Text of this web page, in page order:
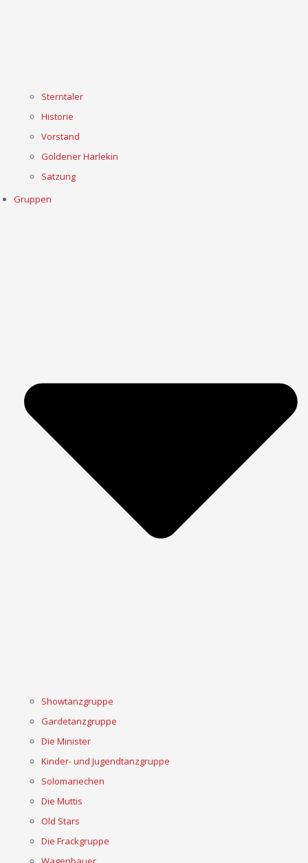
Sterntaler
Historie
Vorstand
Goldener Harlekin
Satzung
Gruppen
Showtanzgruppe
Gardetanzgruppe
Die Minister
Kinder- und Jugendtanzgruppe
Solomariechen
Die Muttis
Old Stars
Die Frackgruppe